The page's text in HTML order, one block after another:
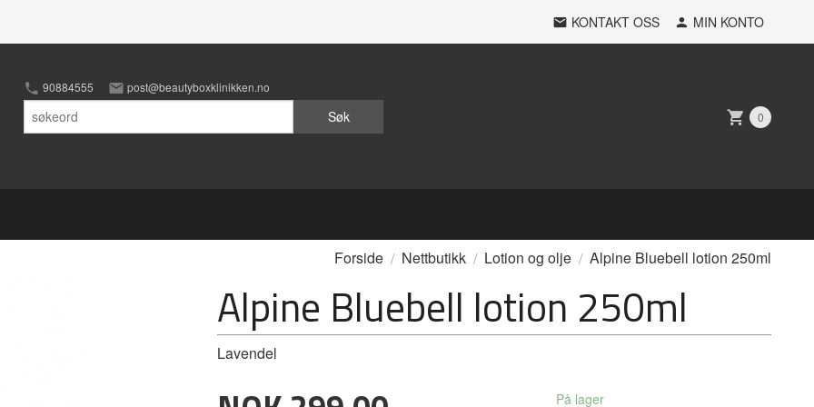
KONTAKT OSS MIN KONTO
90884555 post@beautyboxklinikken.no
Søk 0
Forside Nettbutikk Lotion og olje Alpine Bluebell lotion 250ml
Alpine Bluebell lotion 250ml
Lavendel
På lager